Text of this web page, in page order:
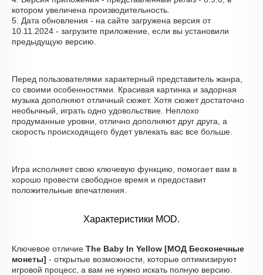
котором увеличена производительность.
5. Дата обновления - на сайте загружена версия от
10.11.2024 - загрузите приложение, если вы установили
предыдущую версию.
Перед пользователями характерный представитель жанра,
со своими особенностями. Красивая картинка и задорная
музыка дополняют отличный сюжет. Хотя сюжет достаточно
необычный, играть одно удовольствие. Неплохо
продуманные уровни, отлично дополняют друг друга, а
скорость происходящего будет увлекать вас все больше.
Игра исполняет свою ключевую функцию, помогает вам в
хорошо провести свободное время и предоставит
положительные впечатления.
Характеристики MOD.
Ключевое отличие The Baby In Yellow [МОД Бесконечные
монеты] - открытые возможности, которые оптимизируют
игровой процесс, а вам не нужно искать полную версию.